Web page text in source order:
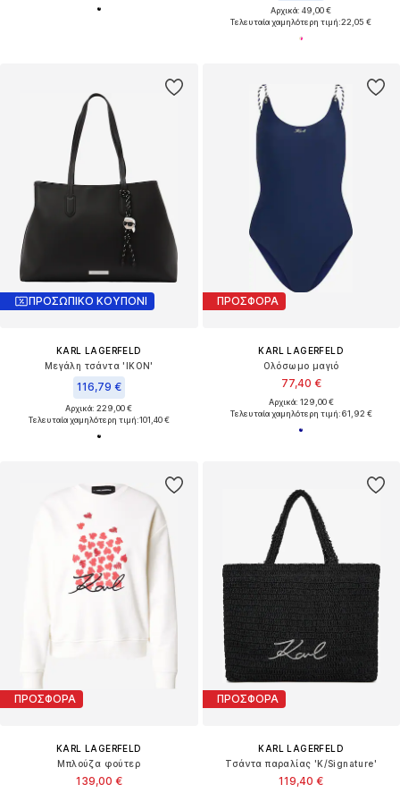
Αρχικά: 49,00 €
Τελευταία χαμηλότερη τιμή:22,05 €
ΠΡΟΣΩΠΙΚΟ ΚΟΥΠΟΝΙ
KARL LAGERFELD
Μεγάλη τσάντα 'IKON'
116,79 €
Αρχικά: 229,00 €
Τελευταία χαμηλότερη τιμή:101,40 €
ΠΡΟΣΦΟΡΑ
KARL LAGERFELD
Ολόσωμο μαγιό
77,40 €
Αρχικά: 129,00 €
Τελευταία χαμηλότερη τιμή:61,92 €
ΠΡΟΣΦΟΡΑ
KARL LAGERFELD
Μπλούζα φούτερ
139,00 €
ΠΡΟΣΦΟΡΑ
KARL LAGERFELD
Τσάντα παραλίας 'K/Signature'
119,40 €